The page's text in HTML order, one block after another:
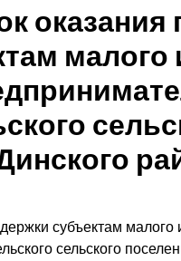
оказания
малого
субъектам
сельского